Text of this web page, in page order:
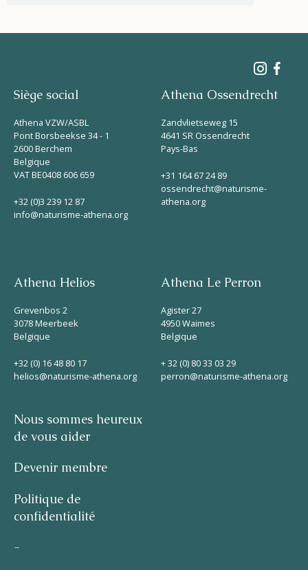
Siège social
Athena VZW/ASBL
Pont Borsbeekse 34 - 1
2600 Berchem
Belgique
VAT BE0408 606 659
+32 (0)3 239 12 87
info@naturisme-athena.org
Athena Ossendrecht
Zandvlietseweg 15
4641 SR Ossendrecht
Pays-Bas
+31 164 67 24 89
ossendrecht@naturisme-
athena.org
Athena Helios
Grevenbos 2
3078 Meerbeek
Belgique
+32 (0) 16 48 80 17
helios@naturisme-athena.org
Athena Le Perron
Agister 27
4950 Waimes
Belgique
+ 32 (0) 80 33 03 29
perron@naturisme-athena.org
Nous sommes heureux
de vous aider
Devenir membre
Politique de
confidentialité
-